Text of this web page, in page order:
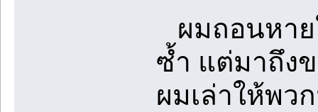
ผมถอนหาย
ซ้ำ แต่มาถึง
ผมเล่าให้พว